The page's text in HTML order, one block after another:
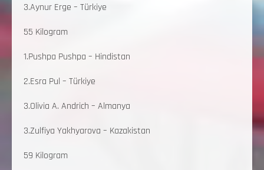
3.Aynur Erge – Türkiye
55 Kilogram
1.Pushpa Pushpa – Hindistan
2.Esra Pul – Türkiye
3.Olivia A. Andrich – Almanya
3.Zulfiya Yakhyarova – Kazakistan
59 Kilogram